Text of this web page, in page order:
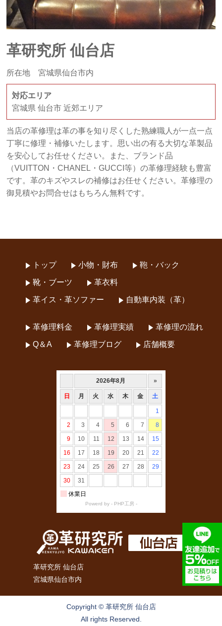
革研究所 仙台店
所在地 宮城県仙台市内
対応エリア
宮城県 仙台市 近郊エリア
当店の革修理は革の事を知り尽くした熟練職人が一点一点
丁寧に修理・補修いたします。思い出の有る大切な革製品
を安心してお任せください。また、ブランド品
（VUITTON・CHANEL・GUCCI等）の革修理経験も豊富
です。革のキズやスレの補修はお任せください。革修理の
御見積やお問合せはもちろん無料です。
トップ 小物・財布 鞄・バック
靴・ブーツ 革衣料
革イス・革ソファー 自動車内装（革）
革修理料金 革修理実績 革修理の流れ
Q＆A 革修理ブログ 店舗概要
革研究所 仙台店
宮城県仙台市内
Copyright © 革研究所 仙台店
All rights Reserved.